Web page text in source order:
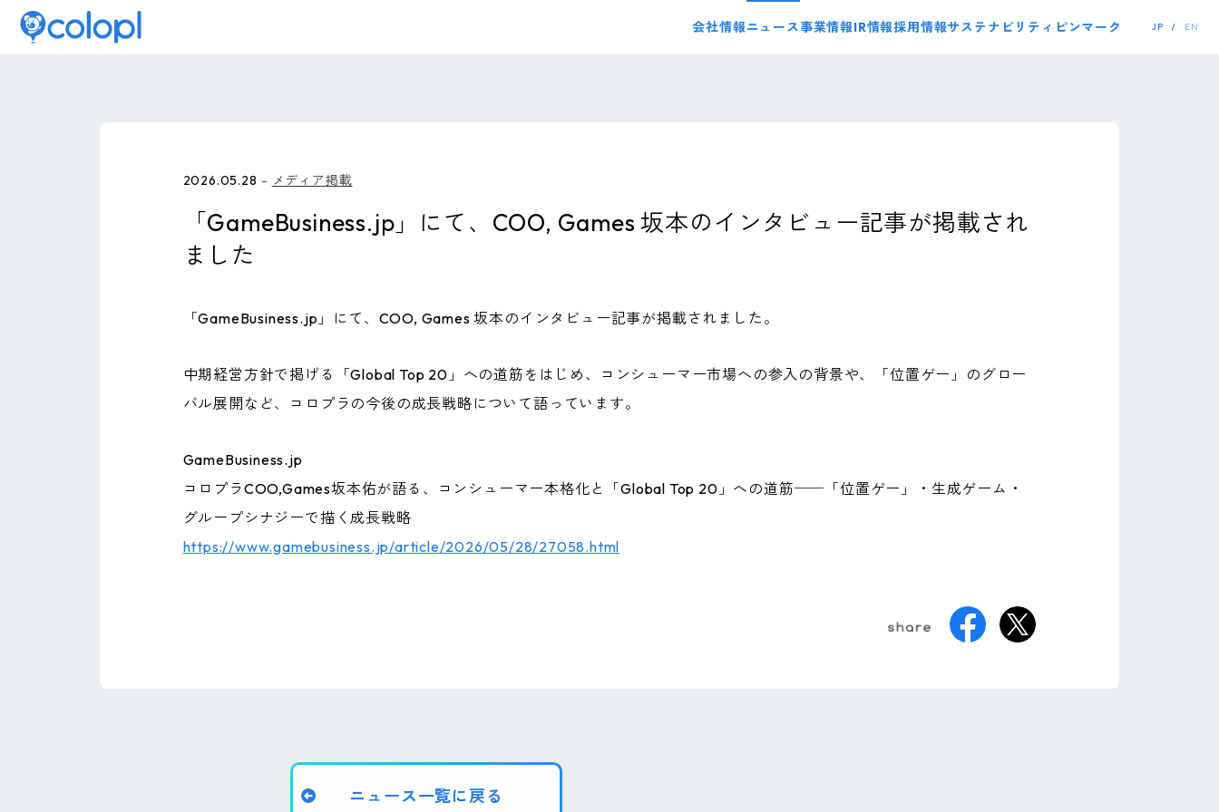
会社情報ニュース事業情報IR情報採用情報サステナビリティ ピンマーク JP EN
2026.05.28 メディア掲載
「GameBusiness.jp」にて、COO, Games 坂本のインタビュー記事が掲載され
ました
「GameBusiness.jp」にて、COO, Games 坂本のインタビュー記事が掲載されました。
中期経営方針で掲げる「Global Top 20」への道筋をはじめ、コンシューマー市場への参入の背景や、「位置ゲー」のグロー
バル展開など、コロプラの今後の成長戦略について語っています。
GameBusiness.jp
コロプラCOO,Games坂本佑が語る、コンシューマー本格化と「Global Top 20」への道筋──「位置ゲー」・生成ゲーム・
グループシナジーで描く成長戦略
https://www.gamebusiness.jp/article/2026/05/28/27058.html
ニュース一覧に戻る